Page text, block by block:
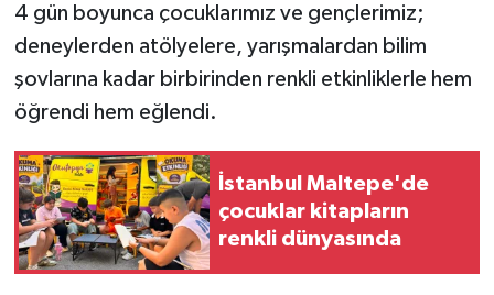
4 gün boyunca çocuklarımız ve gençlerimiz;
deneylerden atölyelere, yarışmalardan bilim
şovlarına kadar birbirinden renkli etkinliklerle hem
öğrendi hem eğlendi.
İstanbul Maltepe'de
çocuklar kitapların
renkli dünyasında